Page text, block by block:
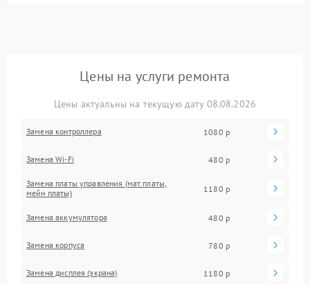
Цены на услуги ремонта
Цены актуальны на текущую дату 08.08.2026
Замена контроллера 1080 р
Замена Wi-Fi 480 р
Замена платы управления (мат.платы,
мейн платы)
1180 р
Замена аккумулятора 480 р
Замена корпуса 780 р
Замена дисплея (экрана) 1180 р